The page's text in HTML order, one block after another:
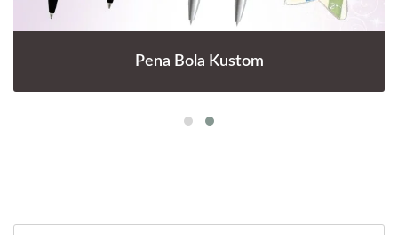
Pena Bola Kustom